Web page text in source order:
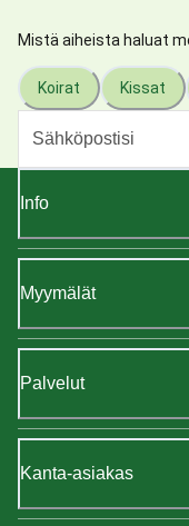
Mistä aiheista haluat
Koirat Kissat
Info
Myymälät
Palvelut
Kanta-asiakas